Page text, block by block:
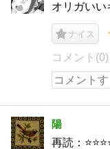
オリガいい
ナイス
コメント(0)
陽
再読：